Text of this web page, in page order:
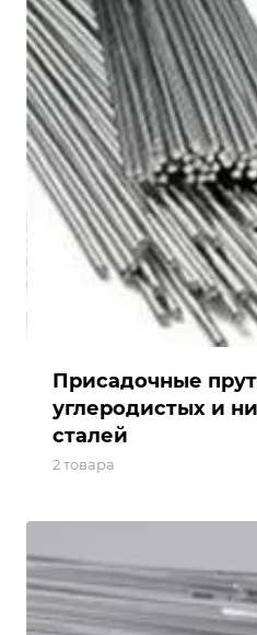
Присадочные
углеродистых и
сталей
2 товара